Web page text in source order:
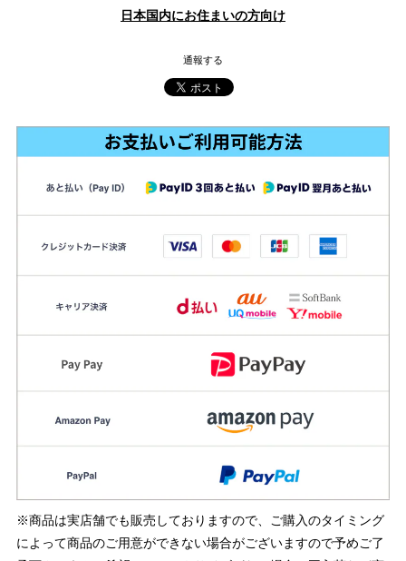
日本国内にお住まいの方向け
通報する
※商品は実店舗でも販売しておりますので、ご購入のタイミング
によって商品のご用意ができない場合がございますので予めご了